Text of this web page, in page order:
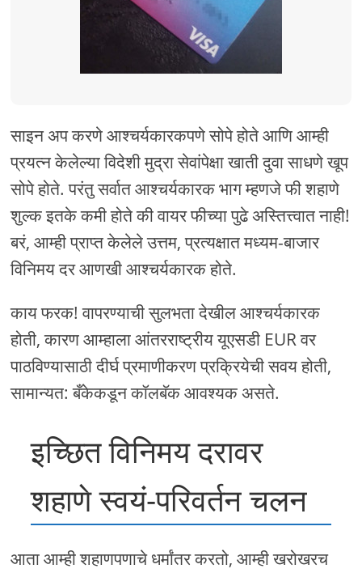
साइन अप करणे आश्चर्यकारकपणे सोपे होते आणि आम्ही
प्रयत्न केलेल्या विदेशी मुद्रा सेवांपेक्षा खाती दुवा साधणे खूप
सोपे होते. परंतु सर्वात आश्चर्यकारक भाग म्हणजे फी शहाणे
शुल्क इतके कमी होते की वायर फीच्या पुढे अस्तित्त्वात नाही!
बरं, आम्ही प्राप्त केलेले उत्तम, प्रत्यक्षात मध्यम-बाजार
विनिमय दर आणखी आश्चर्यकारक होते.
काय फरक! वापरण्याची सुलभता देखील आश्चर्यकारक
होती, कारण आम्हाला आंतरराष्ट्रीय यूएसडी EUR वर
पाठविण्यासाठी दीर्घ प्रमाणीकरण प्रक्रियेची सवय होती,
सामान्यत: बँकेकडून कॉलबॅक आवश्यक असते.
इच्छित विनिमय दरावर
शहाणे स्वयं-परिवर्तन चलन
आता आम्ही शहाणपणाचे धर्मांतर करतो, आम्ही खरोखरच